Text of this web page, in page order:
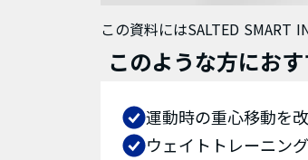
この資料にはSALTED SMART
このような方にお
運動時の重心移動を
ウェイトトレーニン